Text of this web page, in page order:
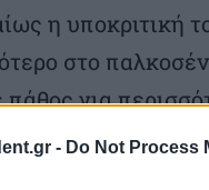
- Do Not Process
η υποκριτική
στο
για
συνδέσει τη